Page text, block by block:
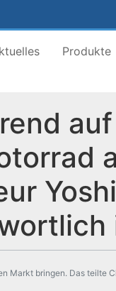
Produkte
bringen. Das teilte